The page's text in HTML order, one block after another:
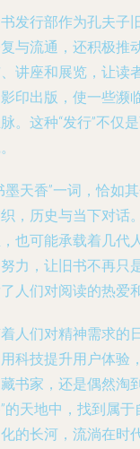
发行部作为孔夫子
与流通，还积极推
讲座和展览，让读
印出版，使一些濒
。这种“发行”不仅
墨天香”一词，恰如
，历史与当下对话
也可能承载着几代
力，让旧书不再只
人们对阅读的热爱
人们对精神需求的
科技提升用户体验
书家，还是偶然淘
的天地中，找到属
的长河，流淌在时